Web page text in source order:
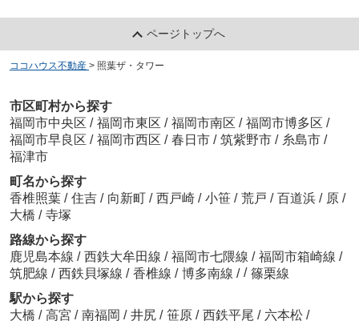
ページトップへ
ココハウス不動産 > 照葉ザ・タワー
市区町村から探す
福岡市中央区 / 福岡市東区 / 福岡市南区 / 福岡市博多区 /
福岡市早良区 / 福岡市西区 / 春日市 / 筑紫野市 / 糸島市 /
福津市
町名から探す
香椎照葉 / 住吉 / 向新町 / 西戸崎 / 小笹 / 荒戸 / 百道浜 / 原 /
大橋 / 寺塚
路線から探す
鹿児島本線 / 西鉄大牟田線 / 福岡市七隈線 / 福岡市箱崎線 /
筑肥線 / 西鉄貝塚線 / 香椎線 / 博多南線 / / 篠栗線
駅から探す
大橋 / 高宮 / 南福岡 / 井尻 / 笹原 / 西鉄平尾 / 六本松 /